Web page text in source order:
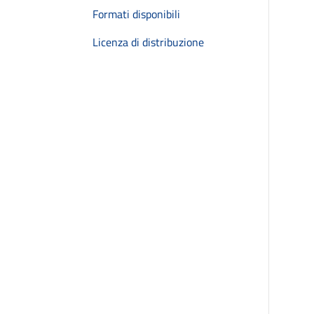
Formati disponibili
Licenza di distribuzione